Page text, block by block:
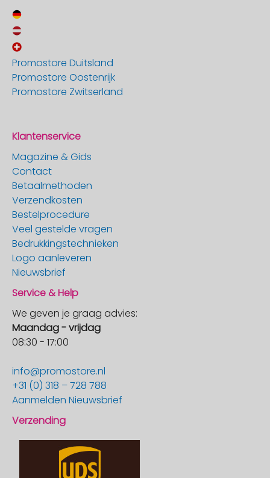
Promostore Duitsland
Promostore Oostenrijk
Promostore Zwitserland
Klantenservice
Magazine & Gids
Contact
Betaalmethoden
Verzendkosten
Bestelprocedure
Veel gestelde vragen
Bedrukkingstechnieken
Logo aanleveren
Nieuwsbrief
Service & Help
We geven je graag advies:
Maandag - vrijdag
08:30 - 17:00
info@promostore.nl
+31 (0) 318 – 728 788
Aanmelden Nieuwsbrief
Verzending